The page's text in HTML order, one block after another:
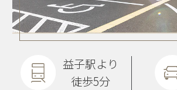
益子駅より
徒歩5分